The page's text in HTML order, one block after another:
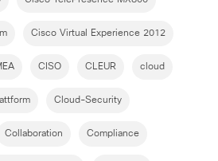
Cisco Virtual Experience 2012
CISO CLEUR cloud
Cloud-Security
Collaboration Compliance